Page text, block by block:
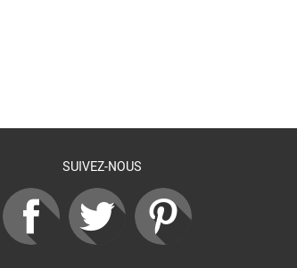
SUIVEZ-NOUS